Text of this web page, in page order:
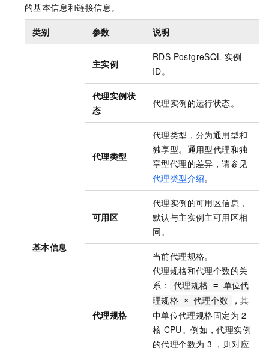
的基本信息和链接信息。
类别 参数 说明
基本信息
主实例
RDS PostgreSQL 实例
ID。
代理实例状
态
代理实例的运行状态。
代理类型
代理类型，分为通用型和
独享型。通用型代理和独
享型代理的差异，请参见
代理类型介绍。
可用区
代理实例的可用区信息，
默认与主实例主可用区相
同。
代理规格
当前代理规格。
代理规格和代理个数的关
系：
代理规格 = 单位代
理规格 × 代理个数
，其
中单位代理规格固定为 2
核 CPU。例如，代理实例
的代理个数为 3 ，则对应